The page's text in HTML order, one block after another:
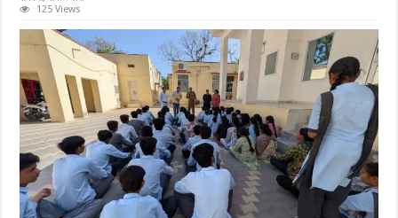
125 Views